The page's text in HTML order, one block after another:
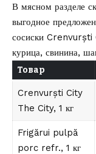
В мясном разделе
выгодное
сосиски Crenvurști
курица, свинина,
Товар
Crenvurști City
The City, 1 кг
Frigărui pulpă
porc refr., 1 кг